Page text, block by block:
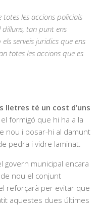
totes les accions policials
dilluns, tan punt ens
serveis juridics que ens
totes les accions que es
lletres té un cost d’uns
formigó que hi ha a la
nou i posar-hi al damunt
pedra i vidre laminat.
govern municipal encara
nou el conjunt
reforçarà per evitar que
aquestes dues últimes